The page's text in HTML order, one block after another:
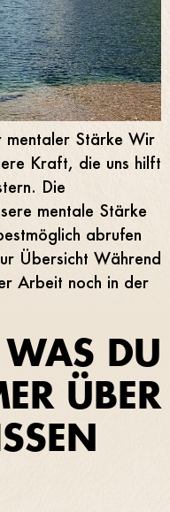
mentaler Stärke Wir
Kraft, die uns hilft
Die
mentale Stärke
abrufen
Übersicht Während
Arbeit noch in der
DU
ÜBER